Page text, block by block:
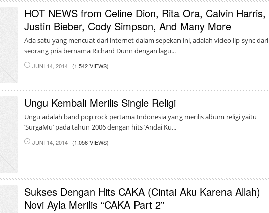
HOT NEWS from Celine Dion, Rita Ora, Calvin Harris,
Justin Bieber, Cody Simpson, And Many More
Ada satu yang mencuat dari internet dalam sepekan ini, adalah video lip-sync dari
seorang pria bernama Richard Dunn dengan lagu...
JUNI 14, 2014 (1.542 VIEWS)
Ungu Kembali Merilis Single Religi
Ungu adalah band pop rock pertama Indonesia yang merilis album religi yaitu
‘SurgaMu’ pada tahun 2006 dengan hits ‘Andai Ku...
JUNI 14, 2014 (1.056 VIEWS)
Sukses Dengan Hits CAKA (Cintai Aku Karena Allah)
Novi Ayla Merilis “CAKA Part 2”